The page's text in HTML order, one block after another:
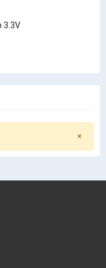
3.3V
×